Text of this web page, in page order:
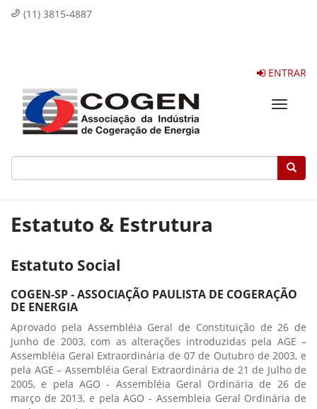
(11) 3815-4887
ENTRAR
Toggle
Estatuto & Estrutura
Estatuto Social
COGEN-SP - ASSOCIAÇÃO PAULISTA DE COGERAÇÃO
DE ENERGIA
Aprovado pela Assembléia Geral de Constituição de 26 de
Junho de 2003, com as alterações introduzidas pela AGE –
Assembléia Geral Extraordinária de 07 de Outubro de 2003, e
pela AGE – Assembléia Geral Extraordinária de 21 de Julho de
2005, e pela AGO - Assembléia Geral Ordinária de 26 de
março de 2013, e pela AGO - Assembleia Geral Ordinária de